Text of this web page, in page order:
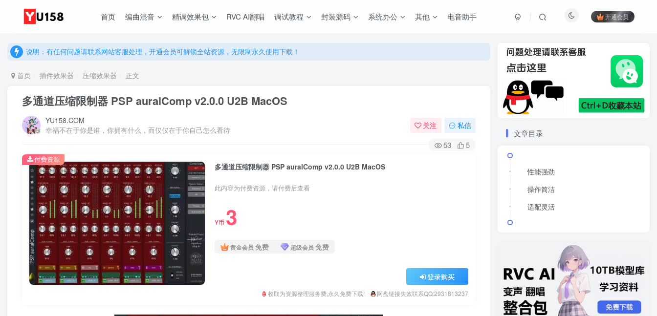
首页 编曲混音 精调效果包 RVC AI翻唱 调试教程 封装源码 系统办公 其他 电音助手 开通会员
说明：有任何问题请联系网站客服处理，开通会员可解锁全站资源，无限制永久使用下载！
说明：有任何问题请联系网站客服处理，开通会员可解锁全站资源，无限制永久使用下载！
首页 插件效果器 压缩效果器 正文
多通道压缩限制器 PSP auralComp v2.0.0 U2B MacOS
YU158.COM
幸福不在于你是谁，你拥有什么，而仅仅在于你自己怎么看待
关注 私信
53 5
多通道压缩限制器 PSP auralComp v2.0.0 U2B MacOS
此内容为付费资源，请付费后查看
Y币 3
黄金会员 免费 超级会员 免费
登录购买
收取为资源整理服务费,永久免费下载! 网盘链接失效联系QQ:2931813237
付费资源
文章目录
性能强劲
操作简洁
适配灵活